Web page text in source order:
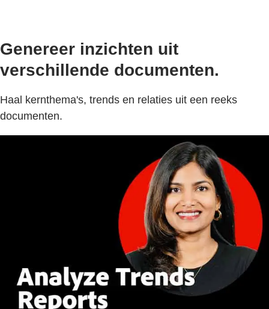
Genereer inzichten uit
verschillende documenten.
Haal kernthema's, trends en relaties uit een reeks
documenten.